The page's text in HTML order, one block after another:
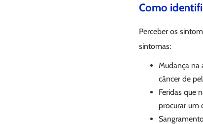
Como
Perceber os
sintomas:
Mudança na
câncer de
Feridas que
procurar um